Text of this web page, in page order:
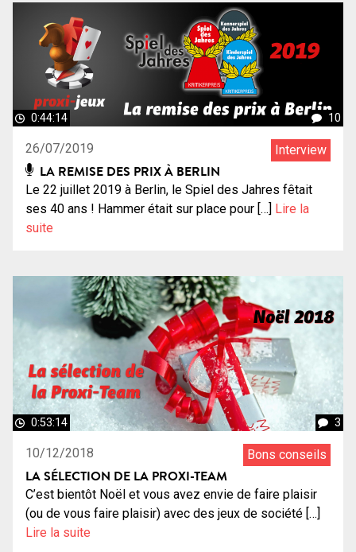
0:44:14 10
26/07/2019 Interview
LA REMISE DES PRIX À BERLIN
Le 22 juillet 2019 à Berlin, le Spiel des Jahres fêtait
ses 40 ans ! Hammer était sur place pour […] Lire la
suite
0:53:14 3
10/12/2018 Bons conseils
LA SÉLECTION DE LA PROXI-TEAM
C’est bientôt Noël et vous avez envie de faire plaisir
(ou de vous faire plaisir) avec des jeux de société […]
Lire la suite